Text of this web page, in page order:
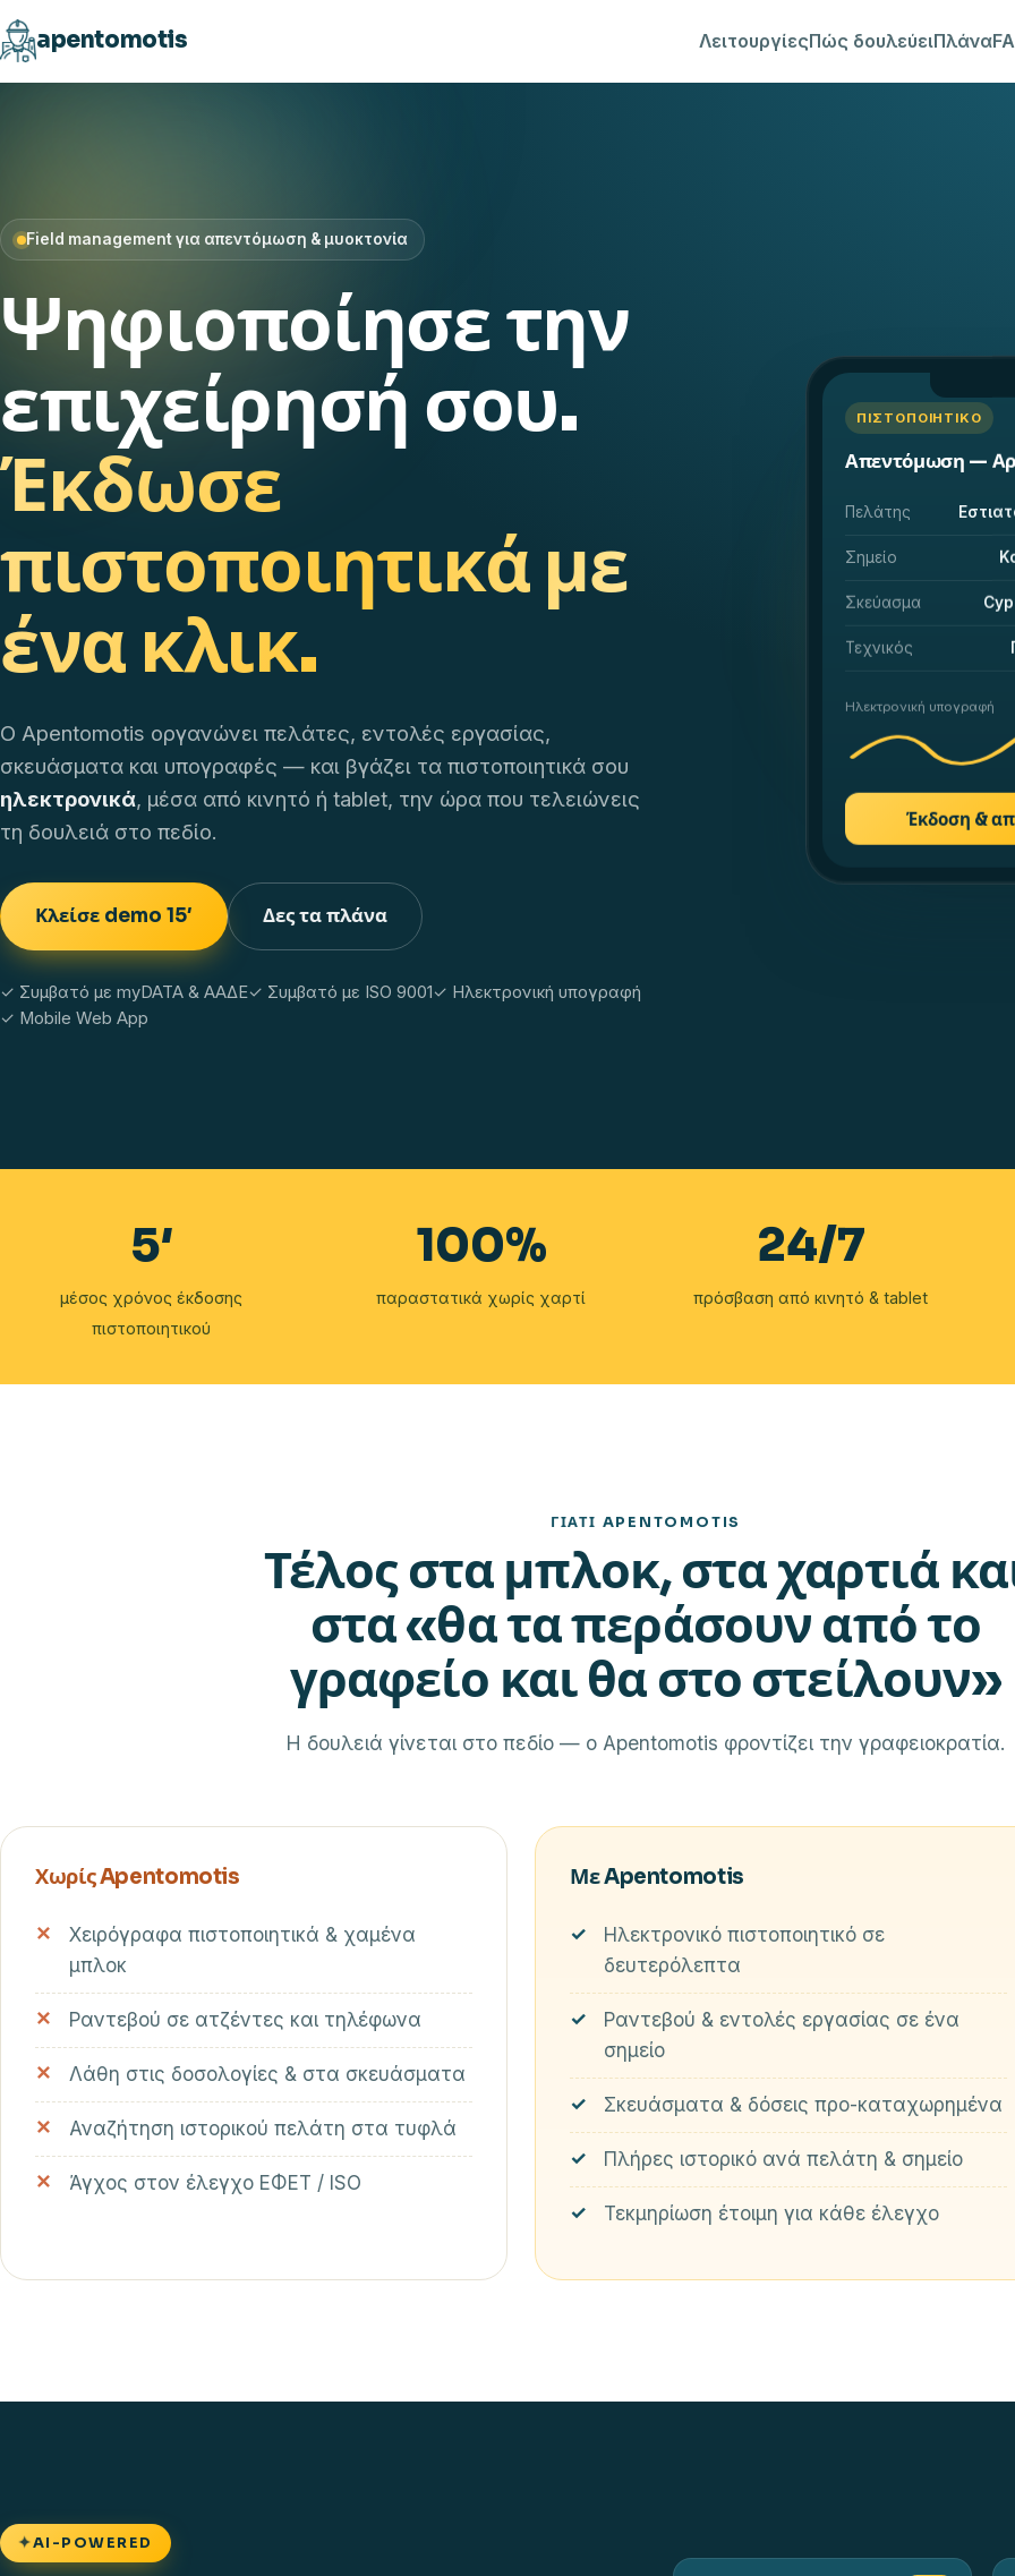
apentomotis ΛειτουργίεςΠώς δουλεύειΠλάνα
Field management για απεντόμωση & μυοκτονία
Ψηφιοποίησε την
επιχείρησή σου.
Έκδωσε
πιστοποιητικά με
ένα κλικ.
Ο Apentomotis οργανώνει πελάτες, εντολές εργασίας,
σκευάσματα και υπογραφές — και βγάζει τα πιστοποιητικά σου
ηλεκτρονικά, μέσα από κινητό ή tablet, την ώρα που τελειώνεις
τη δουλειά στο πεδίο.
Κλείσε demo 15′ Δες τα πλάνα
✓ Συμβατό με myDATA & ΑΑΔΕ✓ Συμβατό με ISO 9001✓ Ηλεκτρονική υπογραφή
✓ Mobile Web App
ΠΙΣΤΟΠΟΙΗΤΙΚΌ
Απεντόμωση —
Πελάτης
Σημείο
Σκεύασμα
Τεχνικός
Ηλεκτρονική υπογραφή
Έκδοση &
5′
μέσος χρόνος έκδοσης
πιστοποιητικού
100%
παραστατικά χωρίς χαρτί
24/7
πρόσβαση από κινητό & tablet
ΓΙΑΤΊ APENTOMOTIS
Τέλος στα μπλοκ, στα χαρτιά
στα «θα τα περάσουν από το
γραφείο και θα στο στείλουν»
Η δουλειά γίνεται στο πεδίο — ο Apentomotis φροντίζει την γραφειοκρατία.
Χωρίς Apentomotis
Χειρόγραφα πιστοποιητικά & χαμένα
μπλοκ
Ραντεβού σε ατζέντες και τηλέφωνα
Λάθη στις δοσολογίες & στα σκευάσματα
Αναζήτηση ιστορικού πελάτη στα τυφλά
Άγχος στον έλεγχο ΕΦΕΤ / ISO
Με Apentomotis
Ηλεκτρονικό πιστοποιητικό σε
δευτερόλεπτα
Ραντεβού & εντολές εργασίας σε ένα
σημείο
Σκευάσματα & δόσεις προ-καταχωρημένα
Πλήρες ιστορικό ανά πελάτη & σημείο
Τεκμηρίωση έτοιμη για κάθε έλεγχο
✦AI-POWERED